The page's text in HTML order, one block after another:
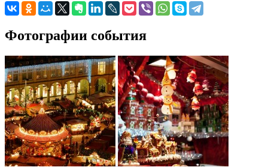
Фотографии события